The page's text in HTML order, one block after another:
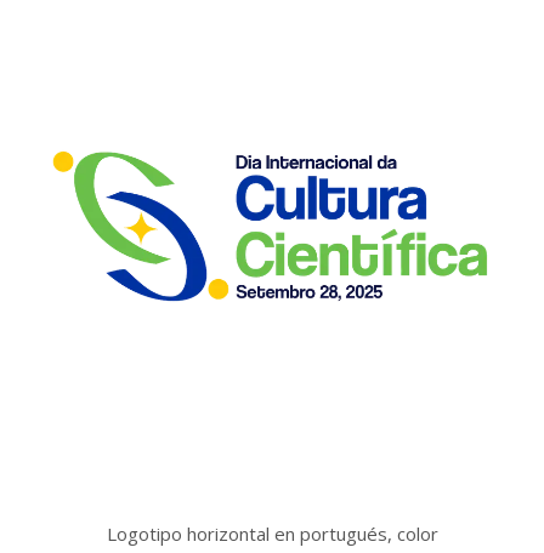
Logotipo horizontal en portugués, color